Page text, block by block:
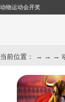
动物运动会开奖
当前位置： → → → 动